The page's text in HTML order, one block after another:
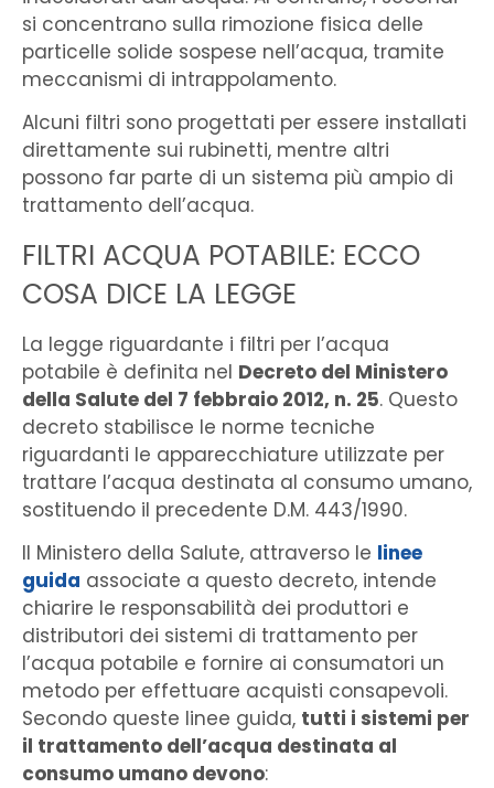
si concentrano sulla rimozione fisica delle
particelle solide sospese nell’acqua, tramite
meccanismi di intrappolamento.
Alcuni filtri sono progettati per essere installati
direttamente sui rubinetti, mentre altri
possono far parte di un sistema più ampio di
trattamento dell’acqua.
FILTRI ACQUA POTABILE: ECCO
COSA DICE LA LEGGE
La legge riguardante i filtri per l’acqua
potabile è definita nel Decreto del Ministero
della Salute del 7 febbraio 2012, n. 25. Questo
decreto stabilisce le norme tecniche
riguardanti le apparecchiature utilizzate per
trattare l’acqua destinata al consumo umano,
sostituendo il precedente D.M. 443/1990.
Il Ministero della Salute, attraverso le linee
guida associate a questo decreto, intende
chiarire le responsabilità dei produttori e
distributori dei sistemi di trattamento per
l’acqua potabile e fornire ai consumatori un
metodo per effettuare acquisti consapevoli.
Secondo queste linee guida, tutti i sistemi per
il trattamento dell’acqua destinata al
consumo umano devono: